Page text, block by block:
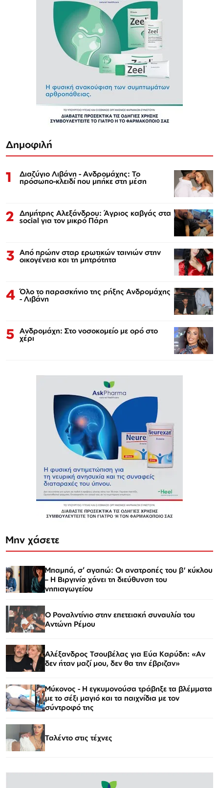
Δημοφιλή
1 Διαζύγιο Λιβάνη - Ανδρομάχης: Το
πρόσωπο-κλειδί που μπήκε στη μέση
2 Δημήτρης Αλεξάνδρου: Άγριος καβγάς στα
social για τον μικρό Πάρη
3 Από πρώην σταρ ερωτικών ταινιών στην
οικογένεια και τη μητρότητα
4 Όλο το παρασκήνιο της ρήξης Ανδρομάχης
- Λιβάνη
5 Ανδρομάχη: Στο νοσοκομείο με ορό στο
χέρι
Μην χάσετε
Μπαμπά, σ’ αγαπώ: Οι ανατροπές του β' κύκλου
– Η Βιργινία χάνει τη διεύθυνση του
νηπιαγωγείου
Ο Ροναλντίνιο στην επετειακή συναυλία του
Αντώνη Ρέμου
Αλέξανδρος Τσουβέλας για Εύα Καρύδη: «Αν
δεν ήταν μαζί μου, δεν θα την έβριζαν»
Μύκονος - Η εγκυμονούσα τράβηξε τα βλέμματα
με το σέξι μαγιό και τα παιχνίδια με τον
σύντροφό της
Ταλέντο στις τέχνες